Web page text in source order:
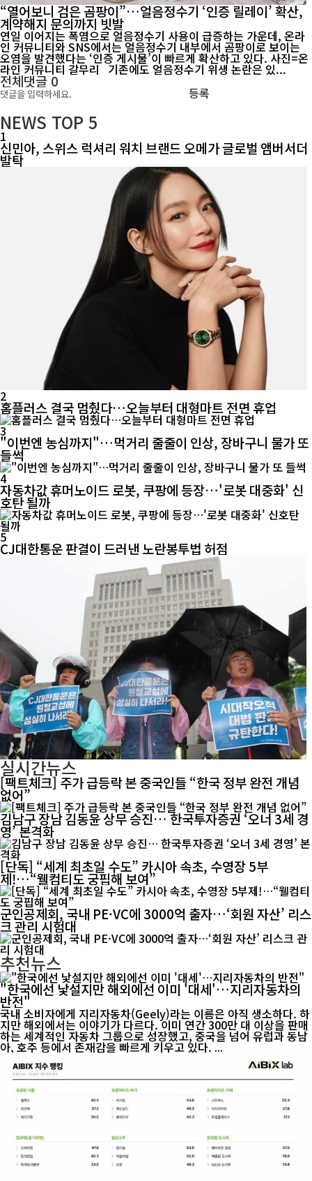
“열어보니 검은 곰팡이”…얼음정수기 ‘인증 릴레이’ 확산,
계약해지 문의까지 빗발
연일 이어지는 폭염으로 얼음정수기 사용이 급증하는 가운데, 온라
인 커뮤니티와 SNS에서는 얼음정수기 내부에서 곰팡이로 보이는
오염을 발견했다는 ‘인증 게시물’이 빠르게 확산하고 있다. 사진=온
라인 커뮤니티 갈무리 기존에도 얼음정수기 위생 논란은 있...
전체댓글 0
등록
NEWS TOP 5
1
신민아, 스위스 럭셔리 워치 브랜드 오메가 글로벌 앰버서더
발탁
2
홈플러스 결국 멈췄다…오늘부터 대형마트 전면 휴업
3
"이번엔 농심까지"…먹거리 줄줄이 인상, 장바구니 물가 또
들썩
4
자동차값 휴머노이드 로봇, 쿠팡에 등장…'로봇 대중화' 신
호탄 될까
5
CJ대한통운 판결이 드러낸 노란봉투법 허점
실시간뉴스
[팩트체크] 주가 급등락 본 중국인들 “한국 정부 완전 개념
없어”
김남구 장남 김동윤 상무 승진… 한국투자증권 ‘오너 3세 경
영’ 본격화
[단독] “세계 최초일 수도” 카시아 속초, 수영장 5부
제!…“웰컴티도 궁핍해 보여”
군인공제회, 국내 PE·VC에 3000억 출자…‘회원 자산’ 리스
크 관리 시험대
추천뉴스
"한국에선 낯설지만 해외에선 이미 '대세'…지리자동차의
반전"
국내 소비자에게 지리자동차(Geely)라는 이름은 아직 생소하다. 하
지만 해외에서는 이야기가 다르다. 이미 연간 300만 대 이상을 판매
하는 세계적인 자동차 그룹으로 성장했고, 중국을 넘어 유럽과 동남
아, 호주 등에서 존재감을 빠르게 키우고 있다. ...